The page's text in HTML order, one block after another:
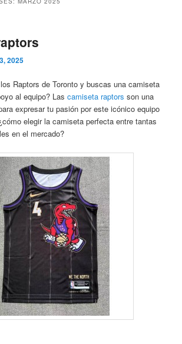
2025
Raptors de Toronto y buscas una camiseta
al equipo? Lascamiseta raptors son una
expresar tu pasión por este icónico equipo
elegir la camiseta perfecta entre tantas
en el mercado?